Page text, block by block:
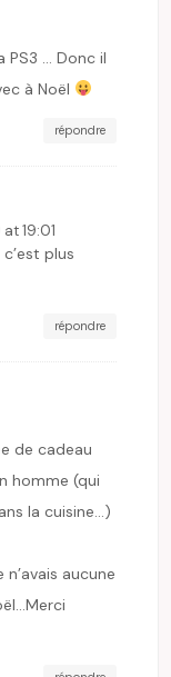
PS3 … Donc il
à Noël
répondre
19:01
plus
répondre
de cadeau
homme (qui
la cuisine…)
aucune